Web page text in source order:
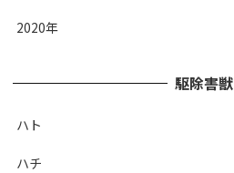
2020年
駆除害獣
ハト
ハチ